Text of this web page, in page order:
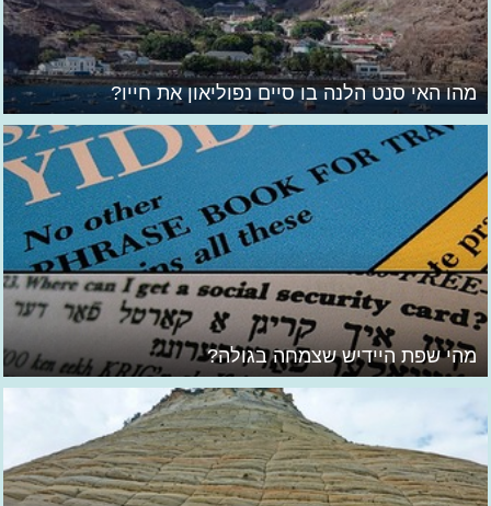
מהו האי סנט הלנה בו סיים נפוליאון את חייו?
מהי שפת היידיש שצמחה בגולה?